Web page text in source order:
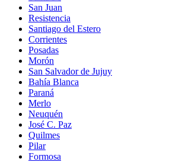
San Juan
Resistencia
Santiago del Estero
Corrientes
Posadas
Morón
San Salvador de Jujuy
Bahía Blanca
Paraná
Merlo
Neuquén
José C. Paz
Quilmes
Pilar
Formosa